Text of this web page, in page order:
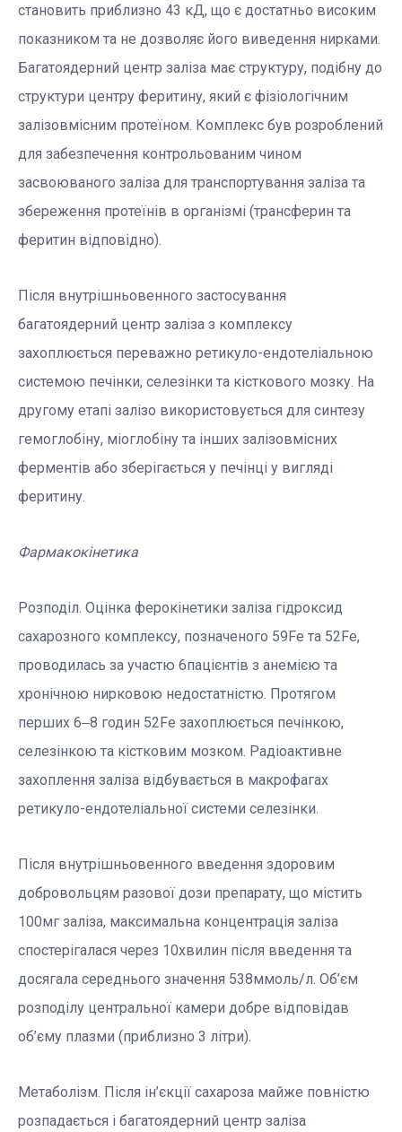
становить приблизно 43 кД, що є достатньо високим
показником та не дозволяє його виведення нирками.
Багатоядерний центр заліза має структуру, подібну до
структури центру феритину, який є фізіологічним
залізовмісним протеїном. Комплекс був розроблений
для забезпечення контрольованим чином
засвоюваного заліза для транспортування заліза та
збереження протеїнів в організмі (трансферин та
феритин відповідно).
Після внутрішньовенного застосування
багатоядерний центр заліза з комплексу
захоплюється переважно ретикуло-ендотеліальною
системою печінки, селезінки та кісткового мозку. На
другому етапі залізо використовується для синтезу
гемоглобіну, міоглобіну та інших залізовмісних
ферментів або зберігається у печінці у вигляді
феритину.
Фармакокінетика
Розподіл. Оцінка ферокінетики заліза гідроксид
сахарозного комплексу, позначеного 59Fe та 52Fe,
проводилась за участю 6пацієнтів з анемією та
хронічною нирковою недостатністю. Протягом
перших 6‒8 годин 52Fe захоплюється печінкою,
селезінкою та кістковим мозком. Радіоактивне
захоплення заліза відбувається в макрофагах
ретикуло-ендотеліальної системи селезінки.
Після внутрішньовенного введення здоровим
добровольцям разової дози препарату, що містить
100мг заліза, максимальна концентрація заліза
спостерігалася через 10хвилин після введення та
досягала середнього значення 538ммоль/л. Об’єм
розподілу центральної камери добре відповідав
об’єму плазми (приблизно 3 літри).
Метаболізм. Після ін’єкції сахароза майже повністю
розпадається і багатоядерний центр заліза